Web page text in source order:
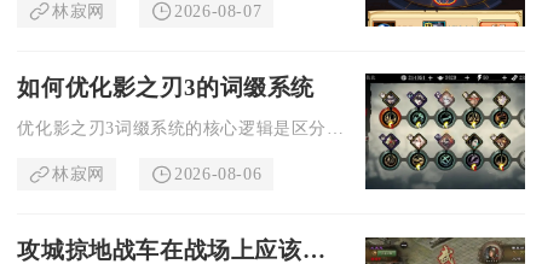
林寂网 2026-08-07
如何优化影之刃3的词缀系统
林寂网 2026-08-06
攻城掠地战车在战场上应该如何合理配置